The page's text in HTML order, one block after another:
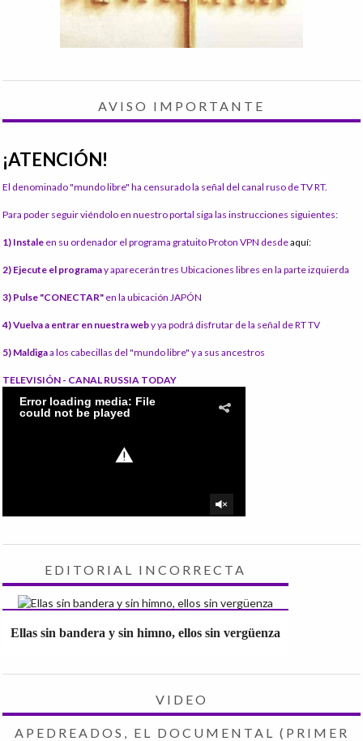
AVISO IMPORTANTE
¡ATENCIÓN!
El denominado "mundo libre" ha censurado la señal del canal ruso de TV RT.
Para poder seguir viéndolo en nuestro portal siga las instrucciones siguientes:
1) Instale en su ordenador el programa gratuito Proton VPN desdeaquí:
2) Ejecute el programay aparecerán tres Ubicaciones libres en la parte izquierda
3) Pulse "CONECTAR" en la ubicación JAPÓN
4) Vuelva a entrar en nuestra weby ya podrá disfrutar de la señal de RT TV
5) Maldigaa los cabecillas del "mundo libre" y a sus ancestros
TELEVISIÓN - CANAL RUSSIA TODAY
EDITORIAL INCORRECTA
Ellas sin bandera y sin himno, ellos sin vergüenza
VIDEO
APEDREADOS, EL DOCUMENTAL (PRIMER